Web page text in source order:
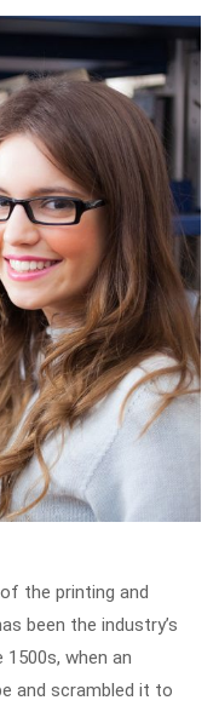
the printing and
been the industry’s
when an
and scrambled it to